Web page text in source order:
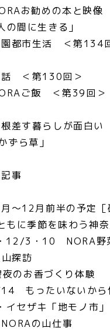
お勧めの本と映
に生きる」
都市生活 ＜第134
＜第130回＞
ご飯 ＜第39回＞
差す暮らしが面白
ら草」
事
～12月前半の予定［
季節を味わう神奈
3・10 NORA野
探訪
お香づくり体験
もったいないから
ザキ「地モノ市」
の山仕事